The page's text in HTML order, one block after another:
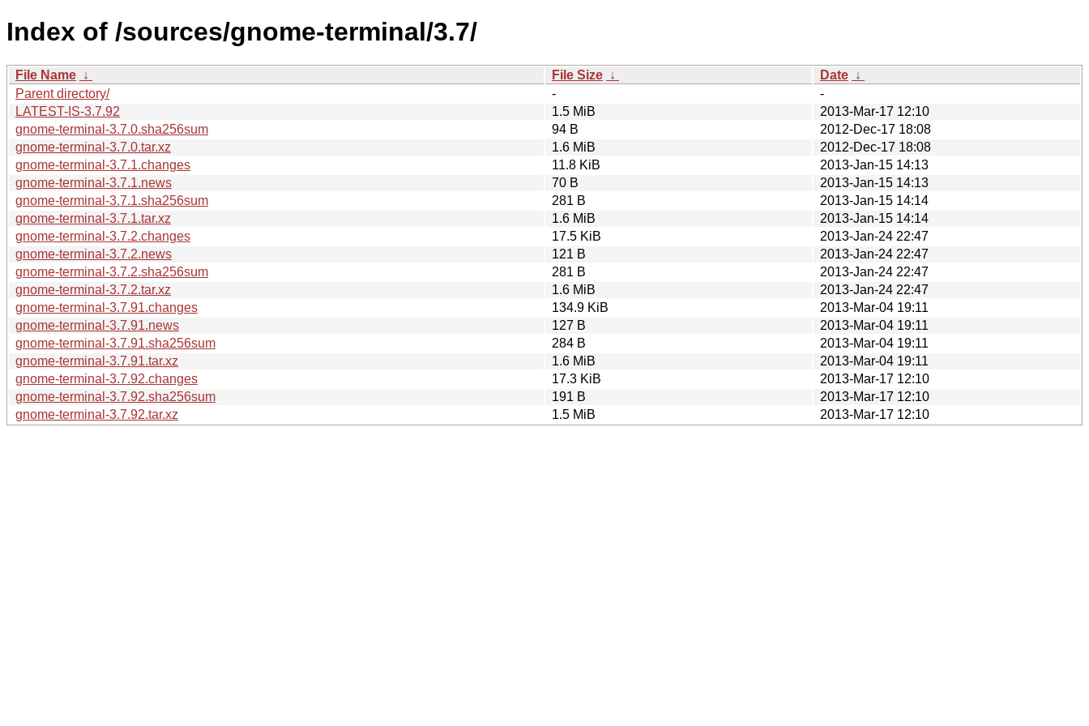
Index of /sources/gnome-terminal/3.7/
File Name ↓ File Size ↓ Date ↓
Parent directory/
-
-
LATEST-IS-3.7.92
1.5 MiB
2013-Mar-17 12:10
gnome-terminal-3.7.0.sha256sum
94 B
2012-Dec-17 18:08
gnome-terminal-3.7.0.tar.xz
1.6 MiB
2012-Dec-17 18:08
gnome-terminal-3.7.1.changes
11.8 KiB
2013-Jan-15 14:13
gnome-terminal-3.7.1.news
70 B
2013-Jan-15 14:13
gnome-terminal-3.7.1.sha256sum
281 B
2013-Jan-15 14:14
gnome-terminal-3.7.1.tar.xz
1.6 MiB
2013-Jan-15 14:14
gnome-terminal-3.7.2.changes
17.5 KiB
2013-Jan-24 22:47
gnome-terminal-3.7.2.news
121 B
2013-Jan-24 22:47
gnome-terminal-3.7.2.sha256sum
281 B
2013-Jan-24 22:47
gnome-terminal-3.7.2.tar.xz
1.6 MiB
2013-Jan-24 22:47
gnome-terminal-3.7.91.changes
134.9 KiB
2013-Mar-04 19:11
gnome-terminal-3.7.91.news
127 B
2013-Mar-04 19:11
gnome-terminal-3.7.91.sha256sum
284 B
2013-Mar-04 19:11
gnome-terminal-3.7.91.tar.xz
1.6 MiB
2013-Mar-04 19:11
gnome-terminal-3.7.92.changes
17.3 KiB
2013-Mar-17 12:10
gnome-terminal-3.7.92.sha256sum
191 B
2013-Mar-17 12:10
gnome-terminal-3.7.92.tar.xz
1.5 MiB 2013-Mar-17 12:10